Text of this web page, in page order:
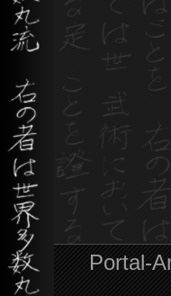
Portal-